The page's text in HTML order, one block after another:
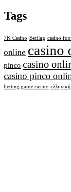
Tags
7K Casino Betflag casino
online casino
pinco casino
casino pinco
betting game casino